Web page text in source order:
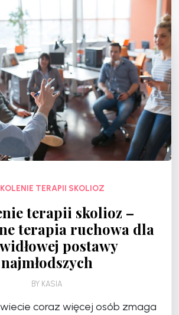
TERAPII SKOLIOZ
terapii skolioz –
terapia ruchowa dla
postawy
najmłodszych
BY KASIA
coraz więcej osób zmaga